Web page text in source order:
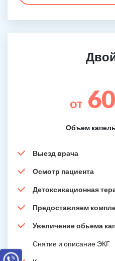
от
Объем
Выезд врача
Осмотр пациента
Детоксикационная
Предоставляем
Увеличение обьема
Снятие и описание ЭКГ